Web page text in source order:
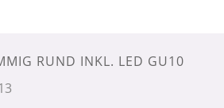
RUND INKL. LED GU10